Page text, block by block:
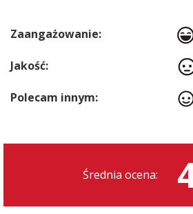
Zaangażowanie:
Jakość:
Polecam innym:
Średnia ocena: